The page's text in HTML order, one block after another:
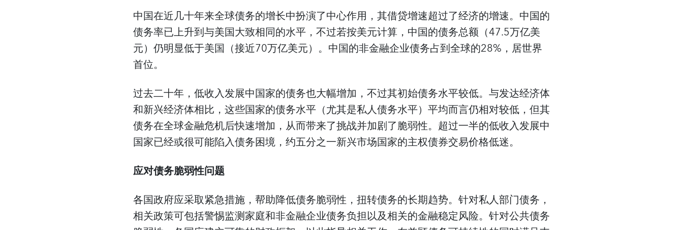
中国在近几十年来全球债务的增长中扮演了中心作用，其借贷增速超过了经济的增速。中国的
债务率已上升到与美国大致相同的水平，不过若按美元计算，中国的债务总额（47.5万亿美
元）仍明显低于美国（接近70万亿美元）。中国的非金融企业债务占到全球的28%，居世界
首位。
过去二十年，低收入发展中国家的债务也大幅增加，不过其初始债务水平较低。与发达经济体
和新兴经济体相比，这些国家的债务水平（尤其是私人债务水平）平均而言仍相对较低，但其
债务在全球金融危机后快速增加，从而带来了挑战并加剧了脆弱性。超过一半的低收入发展中
国家已经或很可能陷入债务困境，约五分之一新兴市场国家的主权债券交易价格低迷。
应对债务脆弱性问题
各国政府应采取紧急措施，帮助降低债务脆弱性，扭转债务的长期趋势。针对私人部门债务，
相关政策可包括警惕监测家庭和非金融企业债务负担以及相关的金融稳定风险。针对公共债务